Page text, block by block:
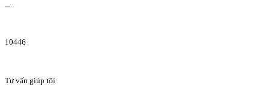
10446
Tư vấn giúp tôi